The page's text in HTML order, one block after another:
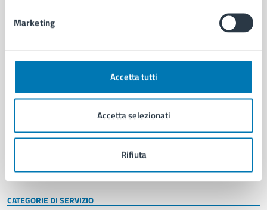
Marketing
Accetta tutti
Accetta selezionati
Rifiuta
AMMINISTRAZIONE
Organi di governo
Enti e fondazioni
Personale amministrativo
Intranet, posta aziendale e protocollo
CATEGORIE DI SERVIZIO